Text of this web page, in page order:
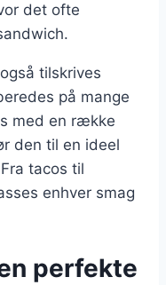
det ofte
tilskrives
på mange
med en række
den til en ideel
tacos til
enhver smag
perfekte